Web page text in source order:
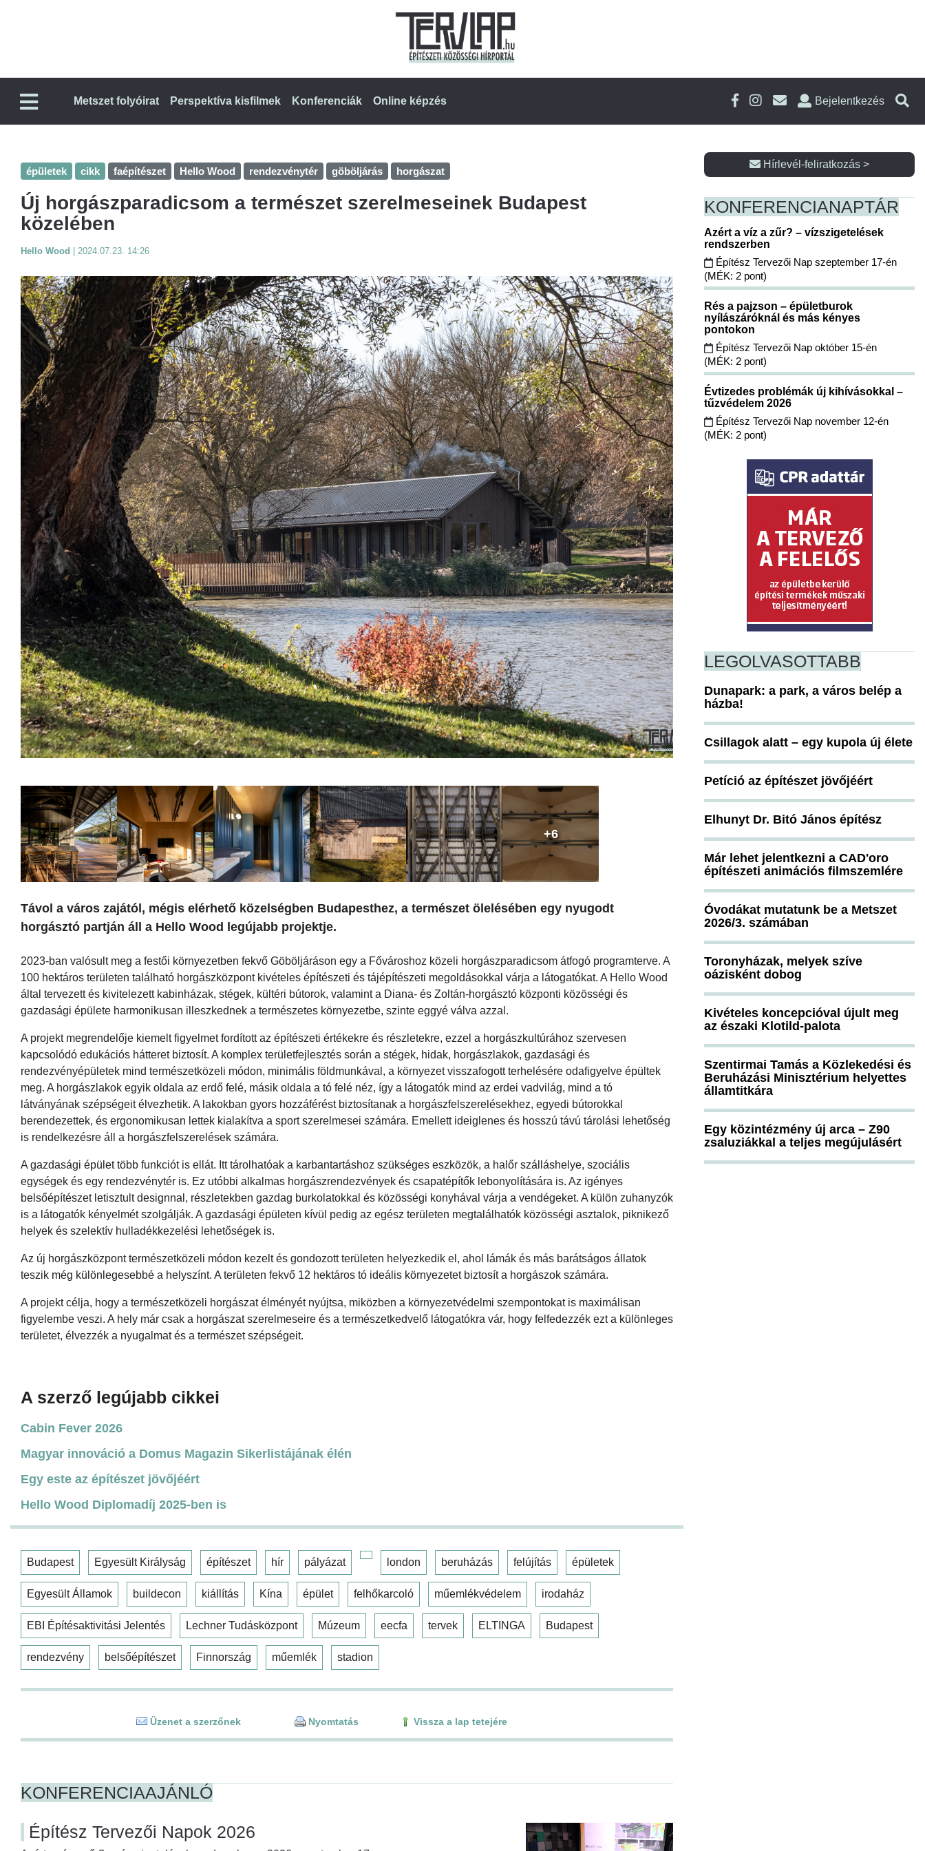
Metszet folyóirat Perspektíva kisfilmek Konferenciák Online képzés Bejelentkezés
épületek cikk faépítészet Hello Wood rendezvénytér göböljárás horgászat
Új horgászparadicsom a természet szerelmeseinek Budapest
közelében
Hello Wood 2024.07.23. 14:26
+6
Távol a város zajától, mégis elérhető közelségben Budapesthez, a természet ölelésében egy nyugodt
horgásztó partján áll a Hello Wood legújabb projektje.
2023-ban valósult meg a festői környezetben fekvő Göböljáráson egy a Fővároshoz közeli horgászparadicsom átfogó programterve. A
100 hektáros területen található horgászközpont kivételes építészeti és tájépítészeti megoldásokkal várja a látogatókat. A Hello Wood
által tervezett és kivitelezett kabinházak, stégek, kültéri bútorok, valamint a Diana- és Zoltán-horgásztó központi közösségi és
gazdasági épülete harmonikusan illeszkednek a természetes környezetbe, szinte eggyé válva azzal.
A projekt megrendelője kiemelt figyelmet fordított az építészeti értékekre és részletekre, ezzel a horgászkultúrához szervesen
kapcsolódó edukációs hátteret biztosít. A komplex területfejlesztés során a stégek, hidak, horgászlakok, gazdasági és
rendezvényépületek mind természetközeli módon, minimális földmunkával, a környezet visszafogott terhelésére odafigyelve épültek
meg. A horgászlakok egyik oldala az erdő felé, másik oldala a tó felé néz, így a látogatók mind az erdei vadvilág, mind a tó
látványának szépségeit élvezhetik. A lakokban gyors hozzáférést biztosítanak a horgászfelszerelésekhez, egyedi bútorokkal
berendezettek, és ergonomikusan lettek kialakítva a sport szerelmesei számára. Emellett ideiglenes és hosszú távú tárolási lehetőség
is rendelkezésre áll a horgászfelszerelések számára.
A gazdasági épület több funkciót is ellát. Itt tárolhatóak a karbantartáshoz szükséges eszközök, a halőr szálláshelye, szociális
egységek és egy rendezvénytér is. Ez utóbbi alkalmas horgászrendezvények és csapatépítők lebonyolítására is. Az igényes
belsőépítészet letisztult designnal, részletekben gazdag burkolatokkal és közösségi konyhával várja a vendégeket. A külön zuhanyzók
is a látogatók kényelmét szolgálják. A gazdasági épületen kívül pedig az egész területen megtalálhatók közösségi asztalok, piknikező
helyek és szelektív hulladékkezelési lehetőségek is.
Az új horgászközpont természetközeli módon kezelt és gondozott területen helyezkedik el, ahol lámák és más barátságos állatok
teszik még különlegesebbé a helyszínt. A területen fekvő 12 hektáros tó ideális környezetet biztosít a horgászok számára.
A projekt célja, hogy a természetközeli horgászat élményét nyújtsa, miközben a környezetvédelmi szempontokat is maximálisan
figyelembe veszi. A hely már csak a horgászat szerelmeseire és a természetkedvelő látogatókra vár, hogy felfedezzék ezt a különleges
területet, élvezzék a nyugalmat és a természet szépségeit.
A szerző legújabb cikkei
Cabin Fever 2026
Magyar innováció a Domus Magazin Sikerlistájának élén
Egy este az építészet jövőjéért
Hello Wood Diplomadíj 2025-ben is
Budapest Egyesült Királyság építészet hír pályázat london beruházás felújítás épületek
Egyesült Államok buildecon kiállítás Kína épület felhőkarcoló műemlékvédelem irodaház
EBI Építésaktivitási Jelentés Lechner Tudásközpont Múzeum eecfa tervek ELTINGA Budapest
rendezvény belsőépítészet Finnország műemlék stadion
Üzenet a szerzőnek Nyomtatás Vissza a lap tetejére
KONFERENCIAAJÁNLÓ
Építész Tervezői Napok 2026
Hírlevél-feliratkozás >
KONFERENCIANAPTÁR
Azért a víz a zűr? – vízszigetelések
rendszerben
Építész Tervezői Nap szeptember 17-én
(MÉK: 2 pont)
Rés a pajzson – épületburok
nyílászáróknál és más kényes
pontokon
Építész Tervezői Nap október 15-én
(MÉK: 2 pont)
Évtizedes problémák új kihívásokkal –
tűzvédelem 2026
Építész Tervezői Nap november 12-én
(MÉK: 2 pont)
LEGOLVASOTTABB
Dunapark: a park, a város belép a
házba!
Csillagok alatt – egy kupola új élete
Petíció az építészet jövőjéért
Elhunyt Dr. Bitó János építész
Már lehet jelentkezni a CAD'oro
építészeti animációs filmszemlére
Óvodákat mutatunk be a Metszet
2026/3. számában
Toronyházak, melyek szíve
oázisként dobog
Kivételes koncepcióval újult meg
az északi Klotild-palota
Szentirmai Tamás a Közlekedési és
Beruházási Minisztérium helyettes
államtitkára
Egy közintézmény új arca – Z90
zsaluziákkal a teljes megújulásért